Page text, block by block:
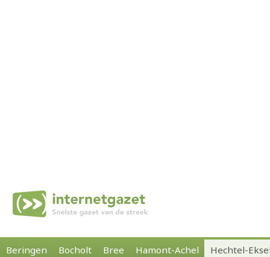
Beringen Bocholt Bree Hamont-Achel Hechtel-